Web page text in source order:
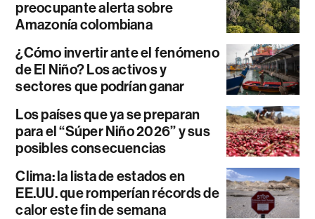
preocupante alerta sobre
Amazonía colombiana
¿Cómo invertir ante el fenómeno
de El Niño? Los activos y
sectores que podrían ganar
Los países que ya se preparan
para el “Súper Niño 2026” y sus
posibles consecuencias
Clima: la lista de estados en
EE.UU. que romperían récords de
calor este fin de semana